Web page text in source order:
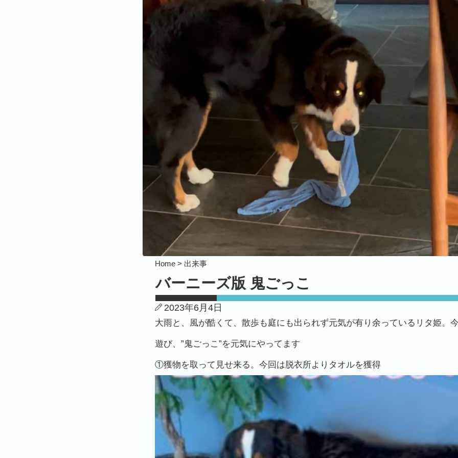
Home > 出来事
バーニーズ版 鬼ごっこ
2023年6月4日
大雨と、風が酷くて、散歩も庭にも出られず元気が有り余っているリタ姫。
遊び、”鬼ごっこ”を元気にやってます
①獲物を取って見せ来る。今回は脱衣所よりタオルを獲得